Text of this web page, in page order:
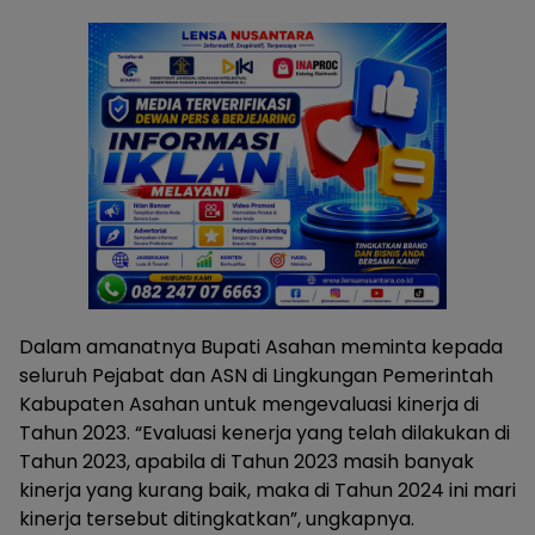
Dalam amanatnya Bupati Asahan meminta kepada
seluruh Pejabat dan ASN di Lingkungan Pemerintah
Kabupaten Asahan untuk mengevaluasi kinerja di
Tahun 2023. “Evaluasi kenerja yang telah dilakukan di
Tahun 2023, apabila di Tahun 2023 masih banyak
kinerja yang kurang baik, maka di Tahun 2024 ini mari
kinerja tersebut ditingkatkan”, ungkapnya.